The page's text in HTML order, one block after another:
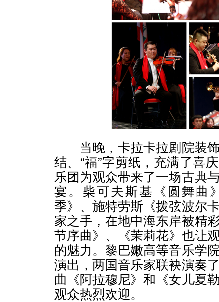
当晚，卡拉卡拉剧院装饰
结、“福”字剪纸，充满了喜
乐团为观众带来了一场古典
宴。柴可夫斯基《圆舞曲
季》、施特劳斯《拨弦波尔
家之手，在地中海东岸被精
节序曲》、《茉莉花》也让
的魅力。黎巴嫩高等音乐学
演出，两国音乐家联袂演奏
曲《阿拉穆尼》和《女儿夏
观众热烈欢迎。